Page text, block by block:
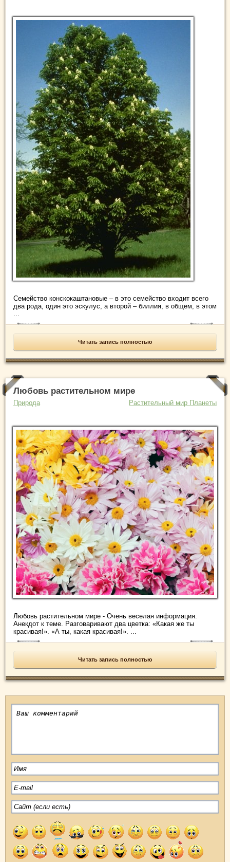
Семейство конскокаштановые – в это семейство входит всего
два рода, один это эскулус, а второй – биллия, в общем, в этом
Читать запись полностью
Любовь растительном мире
Природа Растительный мир Планеты
Любовь растительном мире - Очень веселая информация.
Анекдот к теме. Разговаривают два цветка: «Какая же ты
красивая!». «А ты, какая красивая!». ...
Читать запись полностью